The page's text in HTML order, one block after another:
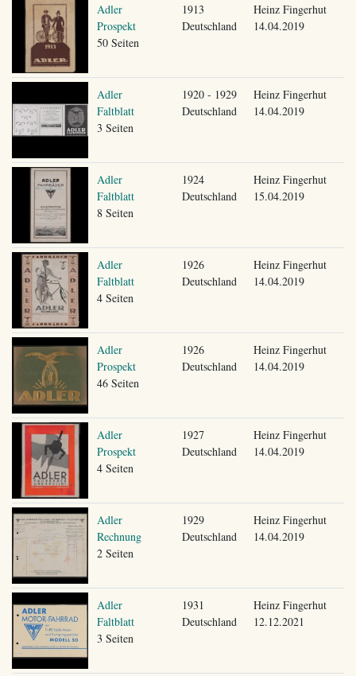
Adler
Prospekt
50 Seiten
1913
Deutschland
Heinz Fingerhut
14.04.2019
Adler
Faltblatt
3 Seiten
1920 - 1929
Deutschland
Heinz Fingerhut
14.04.2019
Adler
Faltblatt
8 Seiten
1924
Deutschland
Heinz Fingerhut
15.04.2019
Adler
Faltblatt
4 Seiten
1926
Deutschland
Heinz Fingerhut
14.04.2019
Adler
Prospekt
46 Seiten
1926
Deutschland
Heinz Fingerhut
14.04.2019
Adler
Prospekt
4 Seiten
1927
Deutschland
Heinz Fingerhut
14.04.2019
Adler
Rechnung
2 Seiten
1929
Deutschland
Heinz Fingerhut
14.04.2019
Adler
Faltblatt
3 Seiten
1931
Deutschland
Heinz Fingerhut
12.12.2021